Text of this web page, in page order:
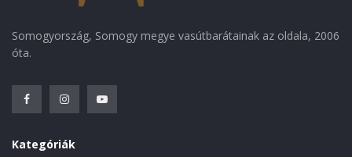
Somogyország, Somogy megye vasútbarátainak az oldala, 2006
óta.
Kategóriák